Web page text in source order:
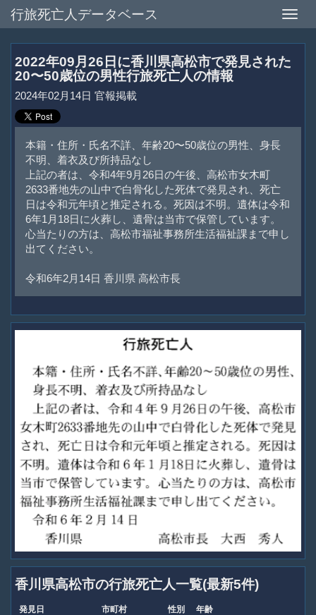
Toggle
行旅死亡人データベース
2022年09月26日に香川県高松市で発見された
20〜50歳位の男性行旅死亡人の情報
2024年02月14日 官報掲載
本籍・住所・氏名不詳、年齢20〜50歳位の男性、身長
不明、着衣及び所持品なし
上記の者は、令和4年9月26日の午後、高松市女木町
2633番地先の山中で白骨化した死体で発見され、死亡
日は令和元年頃と推定される。死因は不明。遺体は令和
6年1月18日に火葬し、遺骨は当市で保管しています。
心当たりの方は、高松市福祉事務所生活福祉課まで申し
出てください。
令和6年2月14日 香川県 高松市長
香川県高松市の行旅死亡人一覧(最新5件)
発見日 市町村 性別 年齢